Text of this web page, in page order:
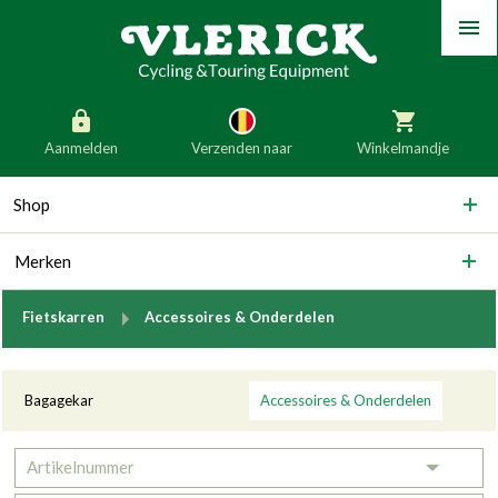
Aanmelden Verzenden naar
België
Duitsland
Slovenië Italië
Denemarken Finland
Winkelmandje
generic_skip_language
Menu
Shop
Merken
Fietskarren breadcrumb.to
Accessoires & Onderdelen
Categorieën
Bagagekar Accessoires & Onderdelen
Artikelnummer
Toggle